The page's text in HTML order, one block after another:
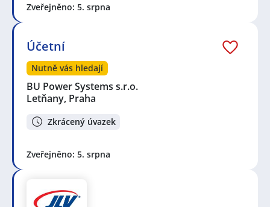
Zveřejněno: 5. srpna
Účetní
Nutně vás hledají
BU Power Systems s.r.o.
Letňany, Praha
Zkrácený úvazek
Zveřejněno: 5. srpna